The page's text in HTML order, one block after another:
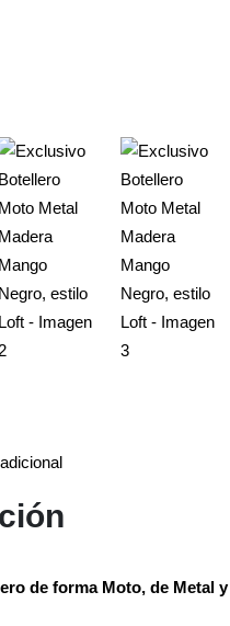
de forma Moto, de Metal